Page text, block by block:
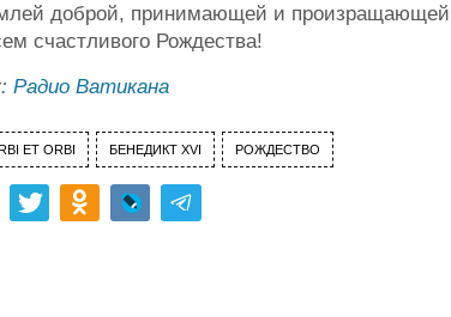
доброй, принимающей и
счастливого Рождества!
Радио Ватикана
ET ORBI БЕНЕДИКТ XVI РОЖДЕСТВО